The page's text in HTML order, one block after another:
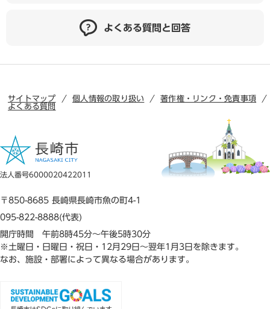
よくある質問と回答
サイトマップ 個人情報の取り扱い
著作権・リンク・免責事項
よくある質問
法人番号6000020422011
〒850-8685 長崎県長崎市魚の町4-1
095-822-8888(代表)
開庁時間 午前8時45分～午後5時30分
※土曜日・日曜日・祝日・12月29日～翌年1月3日を除きます。
なお、施設・部署によって異なる場合があります。